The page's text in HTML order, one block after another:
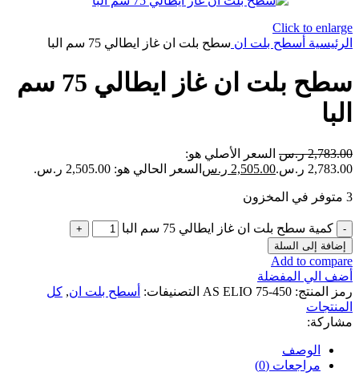
Click to enlarge
الرئيسية أسطح بلت ان سطح بلت ان غاز ايطالي 75 سم البا
سطح بلت ان غاز ايطالي 75 سم
البا
2,783.00 ر.س السعر الأصلي هو:
2,783.00 ر.س.
2,505.00 ر.س السعر الحالي هو: 2,505.00 ر.س.
3 متوفر في المخزون
كمية سطح بلت ان غاز ايطالي 75 سم البا
إضافة إلى السلة
Add to compare
أضف الي المفضلة
رمز المنتج: AS ELIO 75-450 التصنيفات: أسطح بلت ان, كل
المنتجات
مشاركة:
الوصف
مراجعات (0)